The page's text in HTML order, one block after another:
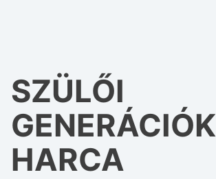
SZÜLŐI
GENERÁCIÓK
HARCA